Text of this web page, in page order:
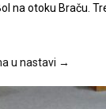
na otoku Braču.
u nastavi →